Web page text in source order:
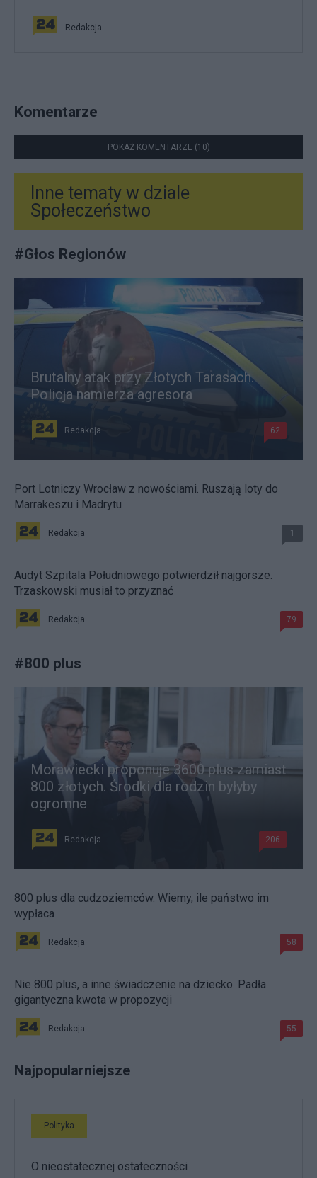
Redakcja
Komentarze
POKAŻ KOMENTARZE (10)
Inne tematy w dziale
Społeczeństwo
#Głos Regionów
Brutalny atak przy Złotych Tarasach.
Policja namierza agresora
Redakcja 62
Port Lotniczy Wrocław z nowościami. Ruszają loty do
Marrakeszu i Madrytu
Redakcja 1
Audyt Szpitala Południowego potwierdził najgorsze.
Trzaskowski musiał to przyznać
Redakcja 79
#800 plus
Morawiecki proponuje 3600 plus zamiast
800 złotych. Środki dla rodzin byłyby
ogromne
Redakcja 206
800 plus dla cudzoziemców. Wiemy, ile państwo im
wypłaca
Redakcja 58
Nie 800 plus, a inne świadczenie na dziecko. Padła
gigantyczna kwota w propozycji
Redakcja 55
Najpopularniejsze
Polityka
O nieostatecznej ostateczności